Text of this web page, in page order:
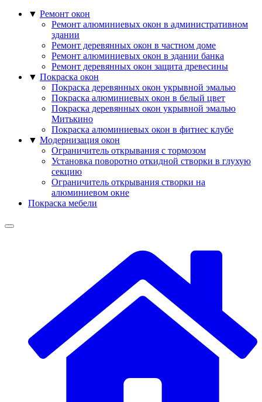
▼ Ремонт окон
Ремонт алюминиевых окон в административном
здании
Ремонт деревянных окон в частном доме
Ремонт алюминиевых окон в здании банка
Ремонт деревянных окон защита древесины
▼ Покраска окон
Покраска деревянных окон укрывной эмалью
Покраска алюминиевых окон в белый цвет
Покраска деревянных окон укрывной эмалью
Митькино
Покраска алюминиевых окон в фитнес клубе
▼ Модернизация окон
Ограничитель открывания с тормозом
Установка поворотно откидной створки в глухую
секцию
Ограничитель открывания створки на
алюминиевом окне
Покраска мебели